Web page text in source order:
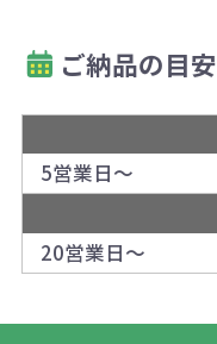
ご納品の目安
5営業日～
20営業日～